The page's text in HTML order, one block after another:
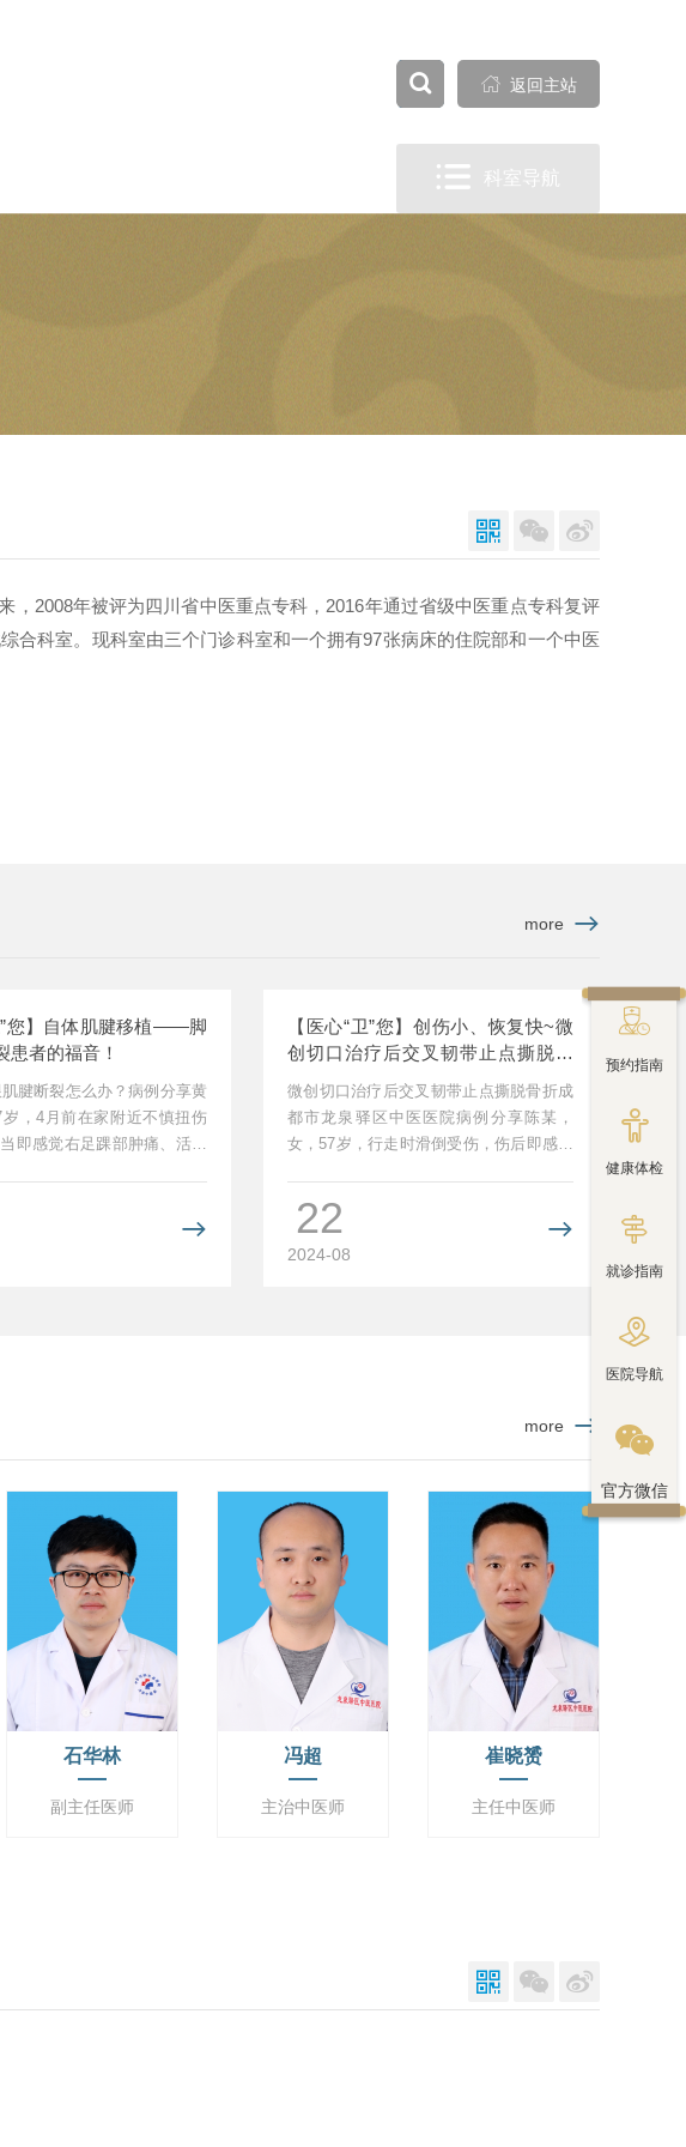
全部

  返回主站
 科室导航
  
2008年被评为四川省中医重点专科，2016年通过省级中医重点专科复评
合科室。现科室由三个门诊科室和一个拥有97张病床的住院部和一个中医
more
”您】自体肌腱移植——脚
患者的福音！
腱断裂怎么办？病例分享黄
岁，4月前在家附近不慎扭伤
即感觉右足踝部肿痛、活动

【医心“卫”您】创伤小、恢复快~微
创切口治疗后交叉韧带止点撕脱骨
折疗效好！
微创切口治疗后交叉韧带止点撕脱骨折成
都市龙泉驿区中医医院病例分享陈某，
女，57岁，行走时滑倒受伤，伤后即感全
22
2024-08

more
石华林
副主任医师
冯超
主治中医师
崔晓赟
主任中医师
  

预约指南

健康体检

就诊指南

医院导航

官方微信